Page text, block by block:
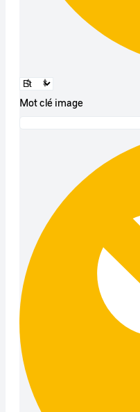
Mot clé image